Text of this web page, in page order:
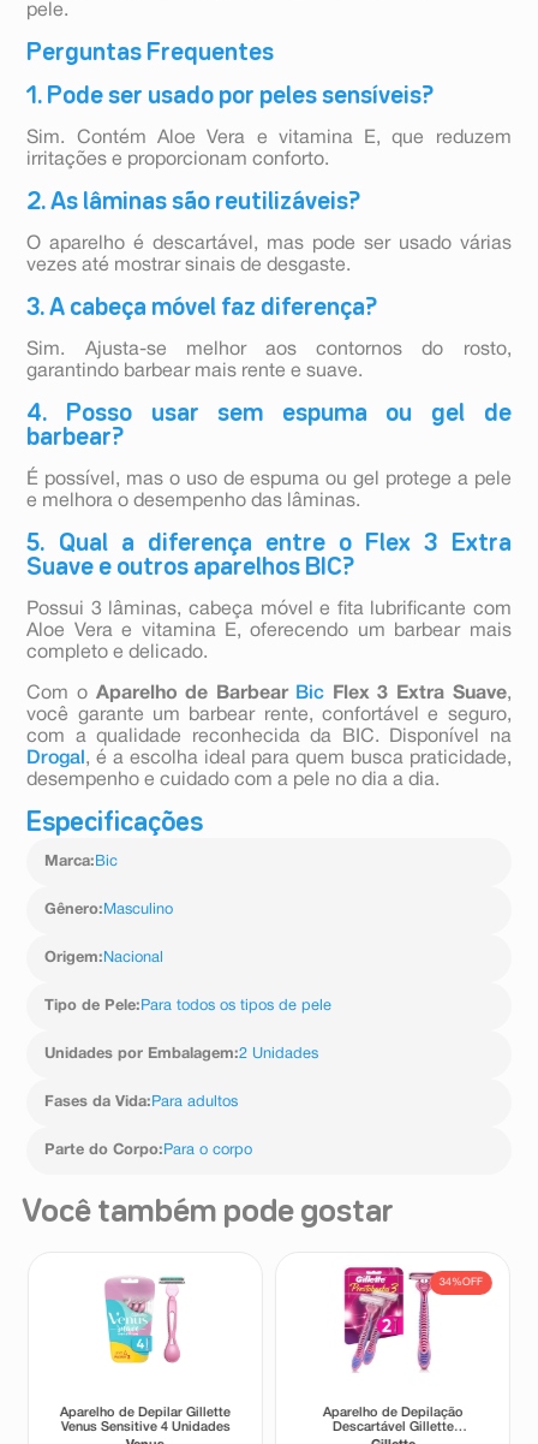
pele.
Perguntas Frequentes
1. Pode ser usado por peles sensíveis?
Sim. Contém Aloe Vera e vitamina E, que reduzem
irritações e proporcionam conforto.
2. As lâminas são reutilizáveis?
O aparelho é descartável, mas pode ser usado várias
vezes até mostrar sinais de desgaste.
3. A cabeça móvel faz diferença?
Sim. Ajusta-se melhor aos contornos do rosto,
garantindo barbear mais rente e suave.
4. Posso usar sem espuma ou gel de
barbear?
É possível, mas o uso de espuma ou gel protege a pele
e melhora o desempenho das lâminas.
5. Qual a diferença entre o Flex 3 Extra
Suave e outros aparelhos BIC?
Possui 3 lâminas, cabeça móvel e fita lubrificante com
Aloe Vera e vitamina E, oferecendo um barbear mais
completo e delicado.
Com o Aparelho de Barbear Bic Flex 3 Extra Suave,
você garante um barbear rente, confortável e seguro,
com a qualidade reconhecida da BIC. Disponível na
Drogal , é a escolha ideal para quem busca praticidade,
desempenho e cuidado com a pele no dia a dia.
Especificações
Marca: Bic
Gênero: Masculino
Origem: Nacional
Tipo de Pele: Para todos os tipos de pele
Unidades por Embalagem:2 Unidades
Fases da Vida: Para adultos
Parte do Corpo: Para o corpo
Você também pode gostar
Aparelho de Depilar Gillette
Venus Sensitive 4 Unidades
34%OFF
Aparelho de Depilação
Descartável Gillette
Prestobarba3 2 Unidades